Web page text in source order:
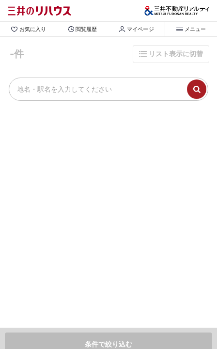
お気に入り 閲覧履歴 マイページ メニュー
-件 リスト表示に切替
条件で絞り込む